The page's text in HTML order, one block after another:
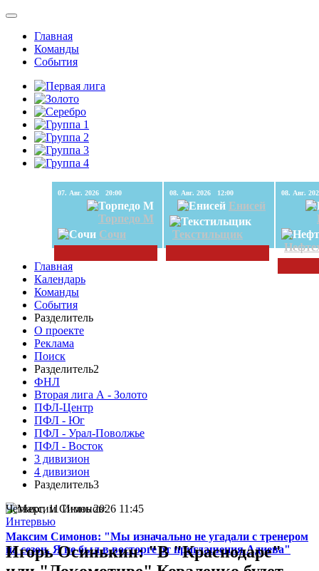
Главная
Команды
События
07. Авг. 2026 20:00
Торпедо М
Сочи
08. Авг. 2026 12:00
Енисей
Текстильщик
Главная
Календарь
Команды
События
Разделитель
О проекте
Реклама
Поиск
Разделитель2
ФНЛ
Вторая лига А - Золото
ПФЛ-Центр
ПФЛ - Юг
ПФЛ - Урал-Поволжье
ПФЛ - Восток
3 дивизион
4 дивизион
Разделитель3
Максим Симонов: "Мы изначально не угадали с тренером
на сезон. Я не был в восторге от приглашения Адиева"
Четверг, 11 Июнь 2026 11:45
Интервью
Игорь Осинькин: "В "Краснодаре"